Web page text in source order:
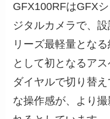
GFX100RFはGFX
ジタルカメラで、
リーズ最軽量とな
として初となるア
ダイヤルで切り替
な操作感が、より